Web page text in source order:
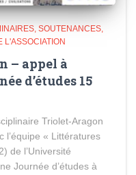
SOUTENANCES
L'ASSOCIATION
– appel à
d’études 15
Triolet-Aragon
l’équipe « Littératures
de l’Université
Journée d’études à